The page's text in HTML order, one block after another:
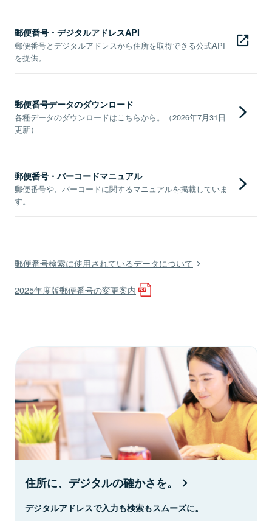
郵便番号・デジタルアドレスAPI
郵便番号とデジタルアドレスから住所を取得できる公式API
を提供。
郵便番号データのダウンロード
各種データのダウンロードはこちらから。（2026年7月31日
更新）
郵便番号・バーコードマニュアル
郵便番号や、バーコードに関するマニュアルを掲載していま
す。
郵便番号検索に使用されているデータについて
2025年度版郵便番号の変更案内
住所に、デジタルの確かさを。
デジタルアドレスで入力も検索もスムーズに。